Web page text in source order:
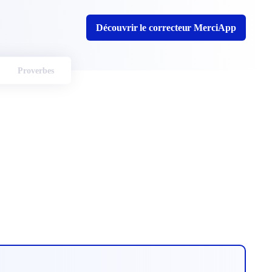
Découvrir le correcteur MerciApp
Proverbes